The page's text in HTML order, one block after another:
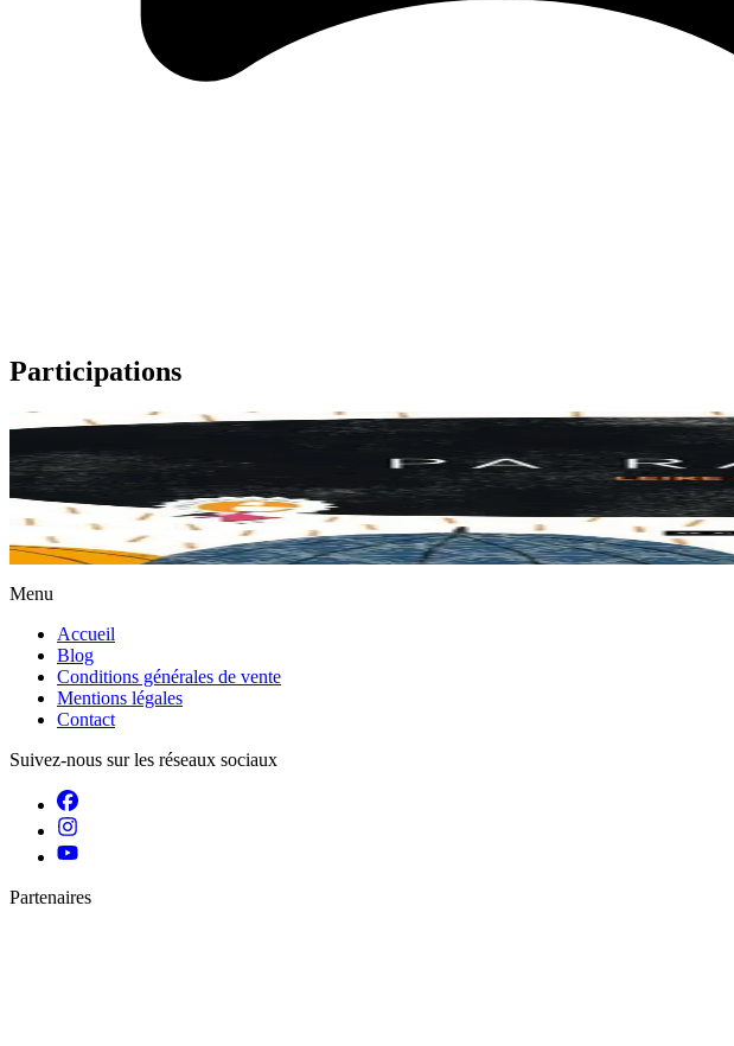
Participations
4 ans et plus
Euria Ari Duenean
Un livre poétique qui forme la réalité quotidienne avec un autre regard et qui donne la part
En stock10,00 €
Menu
Accueil
Blog
Conditions générales de vente
Mentions légales
Contact
Suivez-nous sur les réseaux sociaux
Partenaires